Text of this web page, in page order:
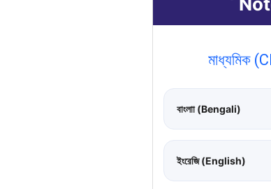
মাধ্যমিক
বাংলাা (Bengali)
ইংরেজি (English)